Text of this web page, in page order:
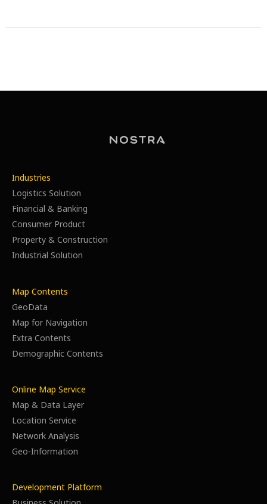
Industries
Logistics Solution
Financial & Banking
Consumer Product
Property & Construction
Industrial Solution
Map Contents
GeoData
Map for Navigation
Extra Contents
Demographic Contents
Online Map Service
Map & Data Layer
Location Service
Network Analysis
Geo-Information
Development Platform